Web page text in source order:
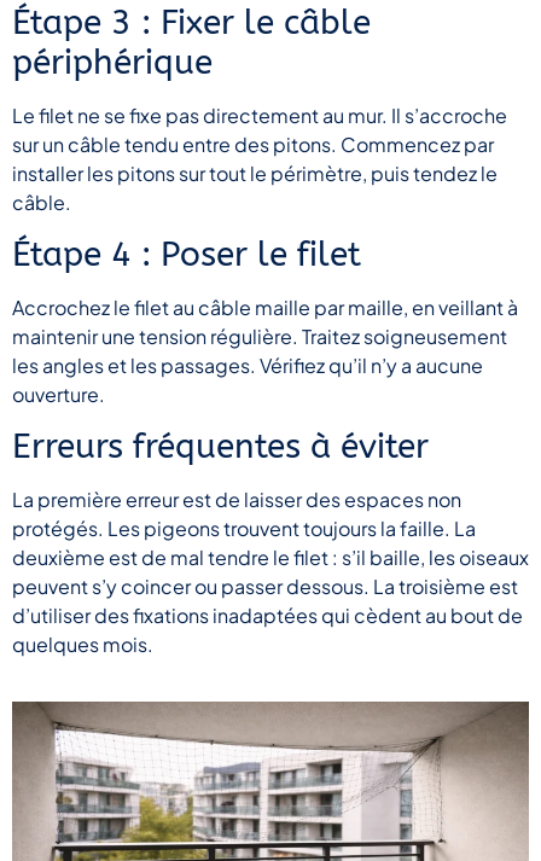
Étape 3 : Fixer le câble
périphérique
Le filet ne se fixe pas directement au mur. Il s’accroche
sur un câble tendu entre des pitons. Commencez par
installer les pitons sur tout le périmètre, puis tendez le
câble.
Étape 4 : Poser le filet
Accrochez le filet au câble maille par maille, en veillant à
maintenir une tension régulière. Traitez soigneusement
les angles et les passages. Vérifiez qu’il n’y a aucune
ouverture.
Erreurs fréquentes à éviter
La première erreur est de laisser des espaces non
protégés. Les pigeons trouvent toujours la faille. La
deuxième est de mal tendre le filet : s’il baille, les oiseaux
peuvent s’y coincer ou passer dessous. La troisième est
d’utiliser des fixations inadaptées qui cèdent au bout de
quelques mois.